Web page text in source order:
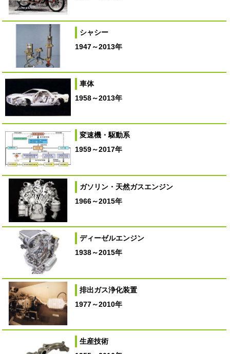
シャシー
1947～2013年
車体
1958～2013年
変速機・駆動系
1959～2017年
ガソリン・天然ガスエンジン
1966～2015年
ディーゼルエンジン
1938～2015年
排出ガス浄化装置
1977～2010年
生産技術